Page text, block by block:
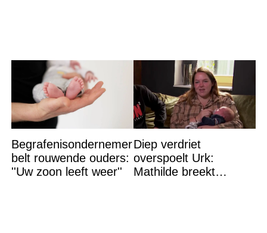
Begrafenisondernemer
belt rouwende ouders:
''Uw zoon leeft weer''
Diep verdriet
overspoelt Urk:
Mathilde breekt